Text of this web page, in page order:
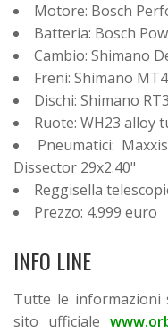
Motore: Bosch
Batteria: Bosch
Cambio: Shimano
Freni: Shimano
Dischi: Shimano
Ruote: WH23 alloy
Pneumatici:
Dissector 29x2.40"
Reggisella
Prezzo: 4.999 euro
INFO LINE
Tutte le informazioni
sito ufficiale